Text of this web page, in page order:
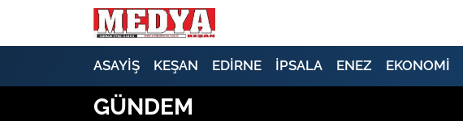
ASAYİŞ KEŞAN EDİRNE İPSALA ENEZ EKONOMİ
GÜNDEM
E-GAZETE